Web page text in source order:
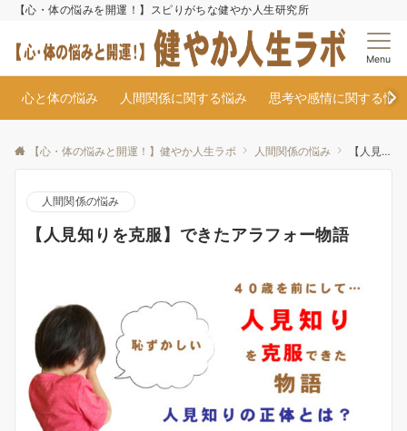
【心・体の悩みを開運！】スピりがちな健やか人生研究所
Menu
心と体の悩み 人間関係に関する悩み 思考や感情に関する悩
【心・体の悩みと開運！】健やか人生ラボ 人間関係の悩み 【人見知りを克服】できたアラフォー物語
人間関係の悩み
【人見知りを克服】できたアラフォー物語